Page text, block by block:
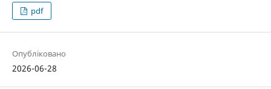
pdf
Опубліковано
2026-06-28